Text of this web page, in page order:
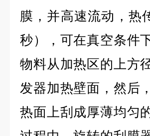
膜，并高速流动，热
秒），可在真空条件
物料从加热区的上方
发器加热壁面，然后
热面上刮成厚薄均匀